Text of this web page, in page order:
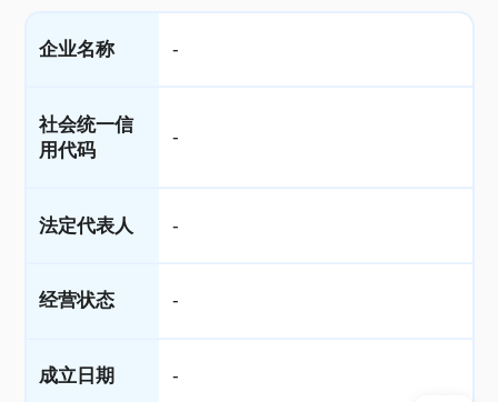
企业名称 -
社会统一信
用代码
-
法定代表人 -
经营状态 -
成立日期 -